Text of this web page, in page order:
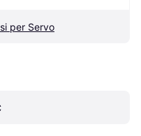
per Servo